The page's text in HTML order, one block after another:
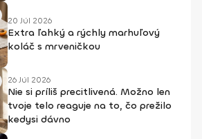
20 Júl 2026
Extra ľahký a rýchly marhuľový
koláč s mrveničkou
26 Júl 2026
Nie si príliš precitlivená. Možno len
tvoje telo reaguje na to, čo prežilo
kedysi dávno